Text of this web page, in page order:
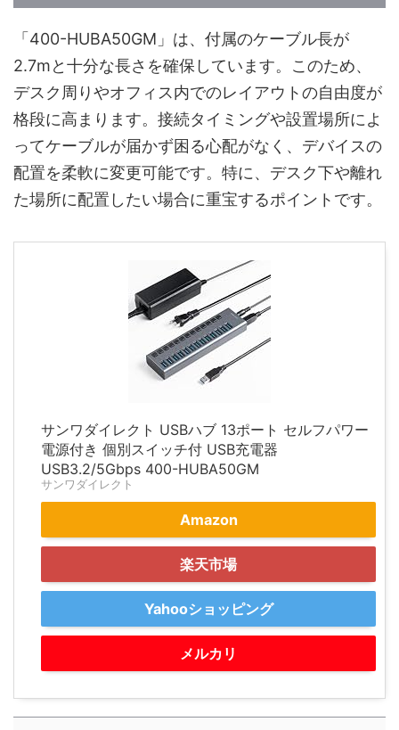
「400-HUBA50GM」は、付属のケーブル長が
2.7mと十分な長さを確保しています。このため、
デスク周りやオフィス内でのレイアウトの自由度が
格段に高まります。接続タイミングや設置場所によ
ってケーブルが届かず困る心配がなく、デバイスの
配置を柔軟に変更可能です。特に、デスク下や離れ
た場所に配置したい場合に重宝するポイントです。
サンワダイレクト USBハブ 13ポート セルフパワー
電源付き 個別スイッチ付 USB充電器
USB3.2/5Gbps 400-HUBA50GM
サンワダイレクト
Amazon
楽天市場
Yahooショッピング
メルカリ